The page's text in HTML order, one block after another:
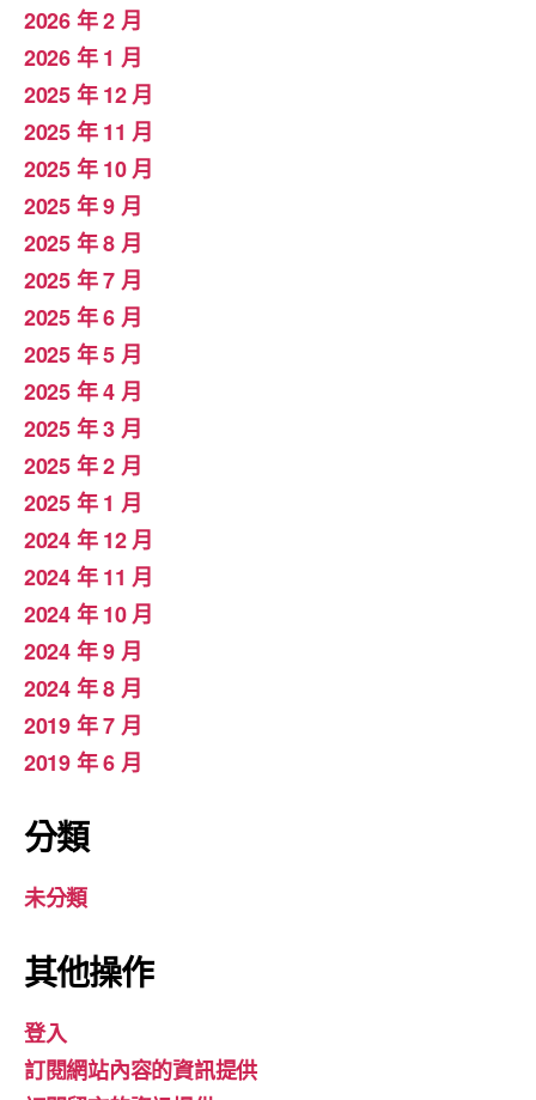
2026 年 2 月
2026 年 1 月
2025 年 12 月
2025 年 11 月
2025 年 10 月
2025 年 9 月
2025 年 8 月
2025 年 7 月
2025 年 6 月
2025 年 5 月
2025 年 4 月
2025 年 3 月
2025 年 2 月
2025 年 1 月
2024 年 12 月
2024 年 11 月
2024 年 10 月
2024 年 9 月
2024 年 8 月
2019 年 7 月
2019 年 6 月
分類
未分類
其他操作
登入
訂閱網站內容的資訊提供